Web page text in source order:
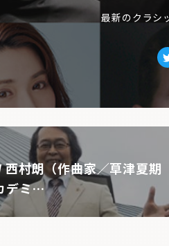
最新のクラシ
西村朗（作曲家／草津夏期
デミ…